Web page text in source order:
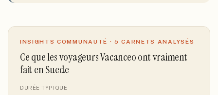
INSIGHTS COMMUNAUTÉ · 5 CARNETS ANALYSÉS
Ce que les voyageurs Vacanceo ont vraiment
fait en Suede
DURÉE TYPIQUE